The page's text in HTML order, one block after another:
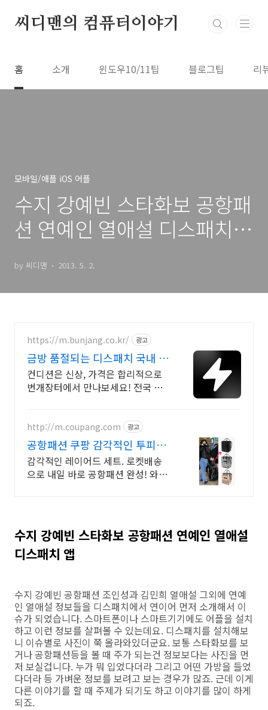
씨디맨의 컴퓨터이야기
홈 소개 윈도우10/11팁 블로그팁 리
모바일/애플 iOS 어플
수지 강예빈 스타화보 공항패
션 연예인 열애설 디스패치
by 씨디맨 2013. 5. 2.
https://m.bunjang.co.kr/ 광고
금방 품절되는 디스패치 국내 최
대 브랜드 중고거래
컨디션은 신상, 가격은 합리적으로
번개장터에서 만나보세요! 전국 각
드
http://m.coupang.com 광고
공항패션 쿠팡 감각적인 투피스
룩
감각적인 레이어드 세트. 로켓배송
으로 내일 바로 공항패션 완성! 와이
수지 강예빈 스타화보 공항패션 연예인 열애설
디스패치 앱
수지 강예빈 공항패션 조인성과 김민희 열애설 그외에 연예
인 열애설 정보들을 디스패치에서 연이어 먼저 소개해서 이
슈가 되었습니다. 스마트폰이나 스마트기기에도 어플을 설치
하고 이런 정보를 살펴볼 수 있는데요. 디스패치를 설치해보
니 이슈별로 사진이 쭉 올라와있더군요. 보통 스타화보를 보
거나 공항패션등을 볼 때 주가 되는건 정보보다는 사진을 먼
저 보실겁니다. 누가 뭐 입었다더라 그리고 어떤 가방을 들었
다더라 등 가벼운 정보를 보려고 보는 경우가 많죠. 근데 이게
다른 이야기를 할 때 주제가 되기도 하고 이야기를 많이 하게
되죠.